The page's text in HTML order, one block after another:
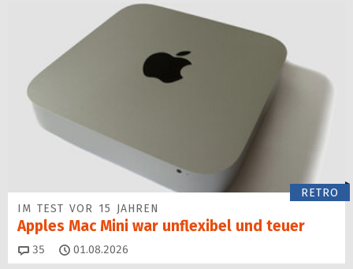
RETRO
IM TEST VOR 15 JAHREN
Apples Mac Mini war unflexibel und teuer
35 Kommentare
01.08.2026